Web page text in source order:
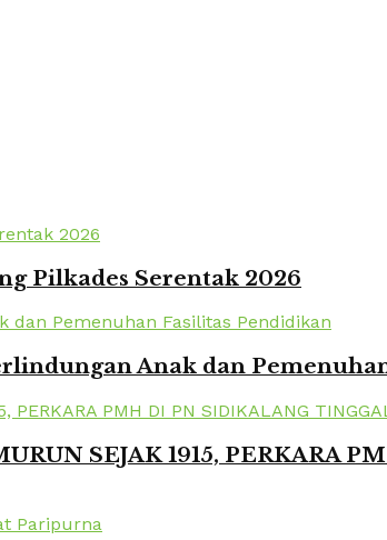
Pilkades Serentak 2026
Anak dan
SEJAK 1915, PERKARA